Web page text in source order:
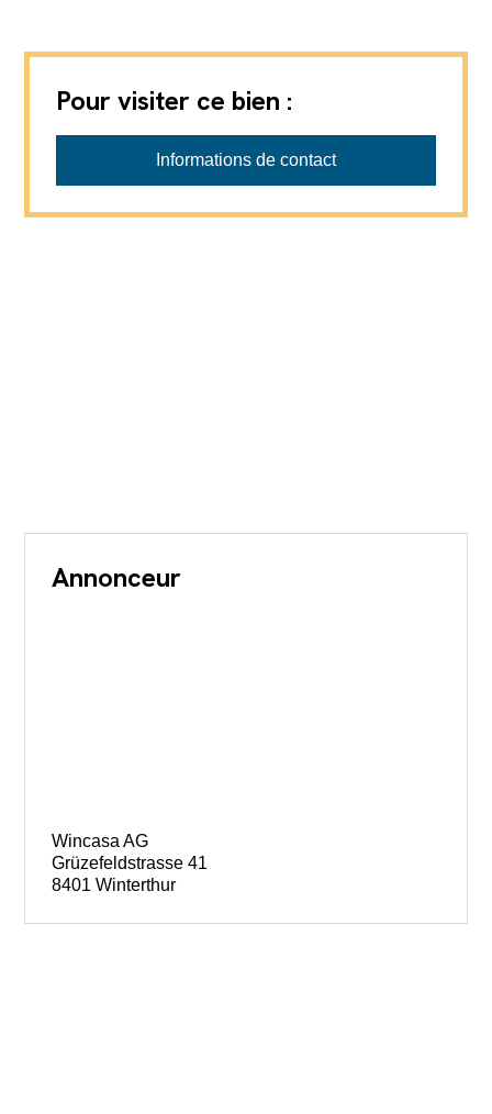
Pour visiter ce bien :
Informations de contact
Annonceur
Wincasa AG
Grüzefeldstrasse 41
8401 Winterthur